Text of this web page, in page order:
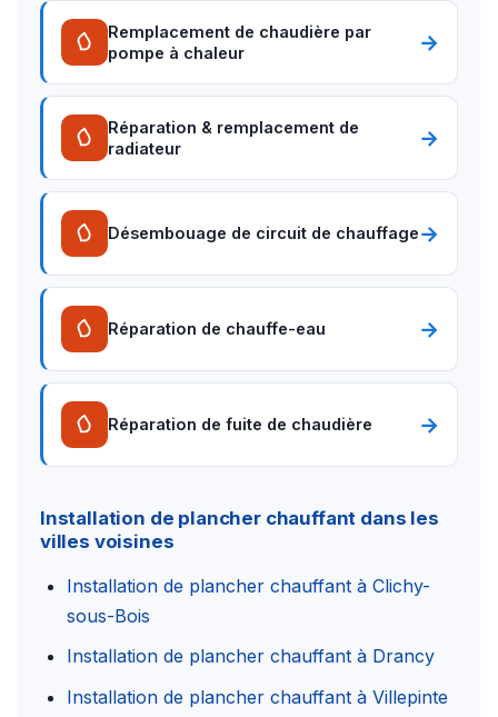
Remplacement de chaudière par
pompe à chaleur
→
Réparation & remplacement de
radiateur
→
Désembouage de circuit de chauffage→
Réparation de chauffe-eau →
Réparation de fuite de chaudière →
Installation de plancher chauffant dans les
villes voisines
Installation de plancher chauffant à Clichy-
sous-Bois
Installation de plancher chauffant à Drancy
Installation de plancher chauffant à Villepinte